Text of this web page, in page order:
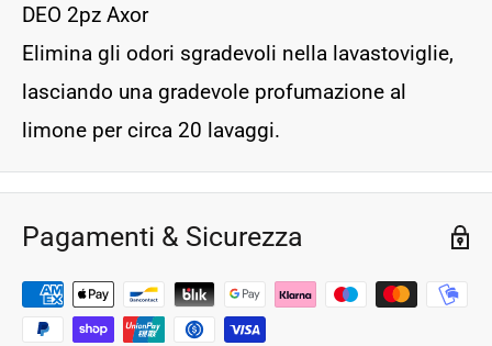
DEO 2pz Axor
Elimina gli odori sgradevoli nella lavastoviglie,
lasciando una gradevole profumazione al
limone per circa 20 lavaggi.
Pagamenti & Sicurezza